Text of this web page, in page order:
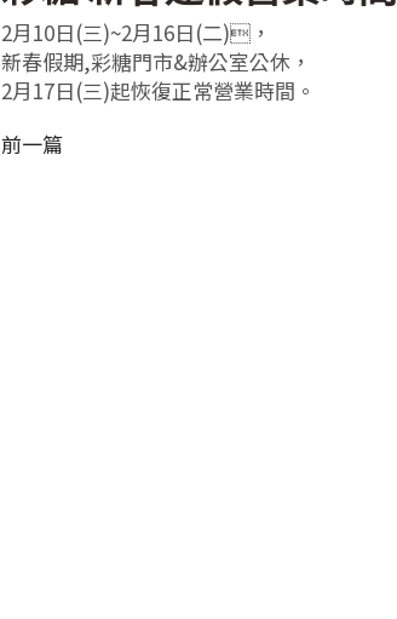
2月10日(三)~2月16日(二)，
新春假期,彩糖門市&辦公室公休，
2月17日(三)起恢復正常營業時間。
前一篇